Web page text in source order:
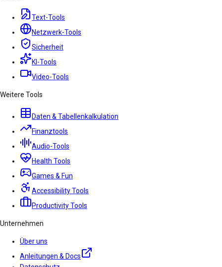
Text-Tools
Netzwerk-Tools
Sicherheit
KI-Tools
Video-Tools
Weitere Tools
Daten & Tabellenkalkulation
Finanztools
Audio-Tools
Health Tools
Games & Fun
Accessibility Tools
Productivity Tools
Unternehmen
Über uns
Anleitungen & Docs